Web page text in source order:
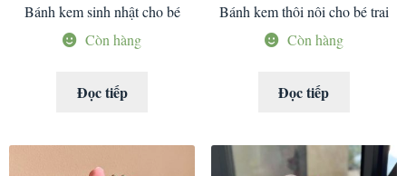
Bánh kem sinh nhật cho bé
Còn hàng
Đọc tiếp
Bánh kem thôi nôi cho bé trai
Còn hàng
Đọc tiếp